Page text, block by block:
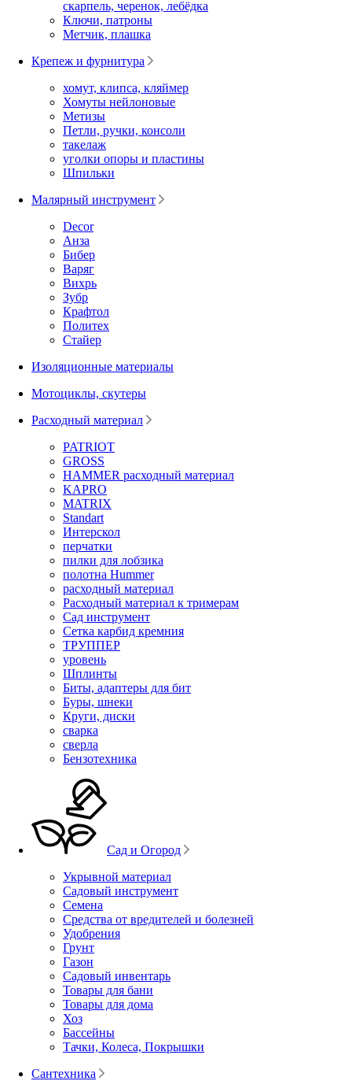
скарпель, черенок, лебёдка
Ключи, патроны
Метчик, плашка
Крепеж и фурнитура
хомут, клипса, кляймер
Хомуты нейлоновые
Метизы
Петли, ручки, консоли
такелаж
уголки опоры и пластины
Шпильки
Малярный инструмент
Decor
Анза
Бибер
Варяг
Вихрь
Зубр
Крафтол
Политех
Стайер
Изоляционные материалы
Мотоциклы, скутеры
Расходный материал
PATRIOT
GROSS
HAMMER расходный материал
KAPRO
MATRIX
Standart
Интерскол
перчатки
пилки для лобзика
полотна Hummer
расходный материал
Расходный материал к тримерам
Сад инструмент
Сетка карбид кремния
ТРУППЕР
уровень
Шплинты
Биты, адаптеры для бит
Буры, шнеки
Круги, диски
сварка
сверла
Бензотехника
Сад и Огород
Укрывной материал
Садовый инструмент
Семена
Средства от вредителей и болезней
Удобрения
Грунт
Газон
Садовый инвентарь
Товары для бани
Товары для дома
Хоз
Бассейны
Тачки, Колеса, Покрышки
Сантехника